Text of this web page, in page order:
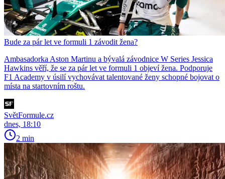
Bude za pár let ve formuli 1 závodit žena?
Ambasadorka Aston Martinu a bývalá závodnice W Series Jessica
Hawkins věří, že se za pár let ve formuli 1 objeví žena. Podporuje
F1 Academy v úsilí vychovávat talentované ženy schopné bojovat o
místa na startovním roštu.
SvětFormule.cz
dnes, 18:10
2 min